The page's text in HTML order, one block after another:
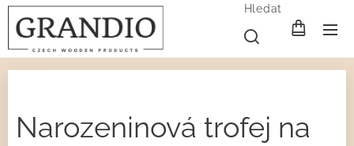
Hledat
Narozeninová trofej na